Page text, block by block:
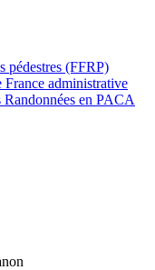
pédestres (FFRP)
France administrative
Randonnées en PACA